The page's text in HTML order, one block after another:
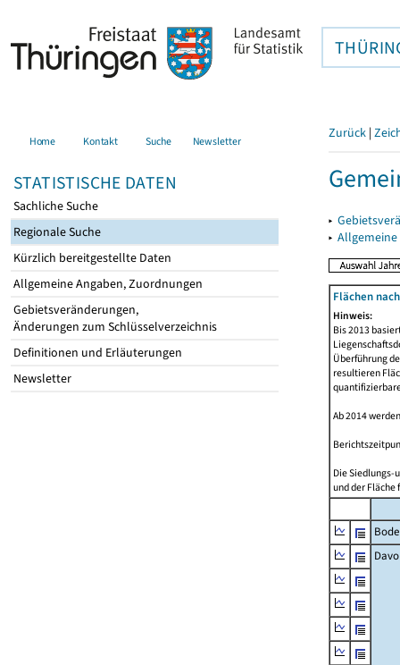
Home Kontakt Suche Newsletter
STATISTISCHE DATEN
Sachliche Suche
Regionale Suche
Kürzlich bereitgestellte Daten
Allgemeine Angaben, Zuordnungen
Gebietsveränderungen,
Änderungen zum Schlüsselverzeichnis
Definitionen und Erläuterungen
Newsletter
Zurück |
▸
▸
Flächen
Hinweis:
Bis 2013
Überführung
resultieren
Ab 2014
Die Siedlungs-
und der Fläche